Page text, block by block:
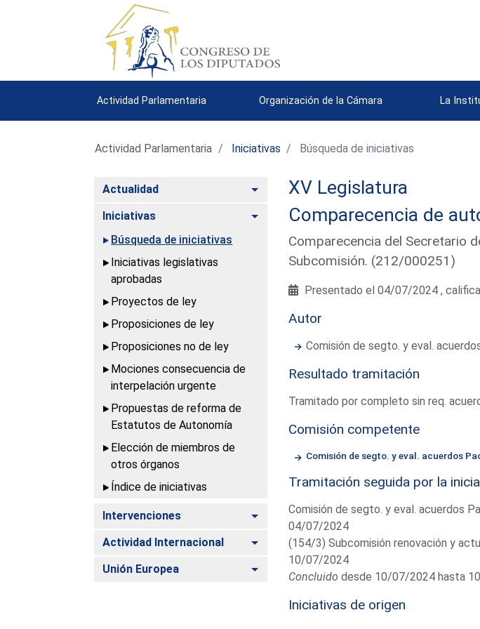
Actividad Parlamentaria Organización de la Cámara La
Actividad Parlamentaria Iniciativas Búsqueda de iniciativas
Actualidad Alternar
Iniciativas
Alternar
Búsqueda de iniciativas
Iniciativas legislativas
aprobadas
Proyectos de ley
Proposiciones de ley
Proposiciones no de ley
Mociones consecuencia de
interpelación urgente
Propuestas de reforma de
Estatutos de Autonomía
Elección de miembros de
otros órganos
Índice de iniciativas
Intervenciones Alternar
Actividad Internacional Alternar
Unión Europea Alternar
XV Legislatura
Comparecencia de
Comparecencia del Secretario
Subcomisión. (212/000251)
Presentado el 04/07/2024 ,
Autor
Comisión de segto. y eval.
Resultado tramitación
Tramitado por completo sin req.
Comisión competente
Comisión de segto. y eval. acuerdos
Tramitación seguida por la
Comisión de segto. y eval. acuerdos
04/07/2024
(154/3) Subcomisión renovación y
10/07/2024
Concluido desde 10/07/2024 hasta
Iniciativas de origen